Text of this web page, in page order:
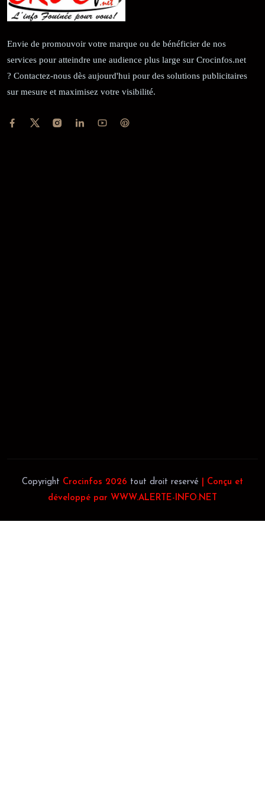
Envie de promouvoir votre marque ou de bénéficier de nos
services pour atteindre une audience plus large sur Crocinfos.net
? Contactez-nous dès aujourd'hui pour des solutions publicitaires
sur mesure et maximisez votre visibilité.
Copyright Crocinfos 2026 tout droit reservé
| Conçu et
développé par WWW.ALERTE-INFO.NET